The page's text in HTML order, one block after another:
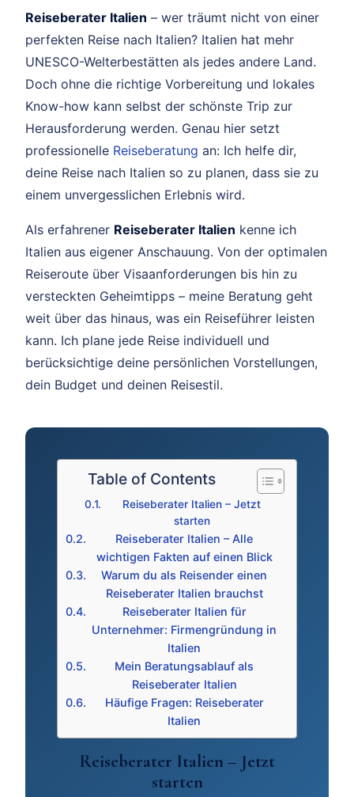
Reiseberater Italien – wer träumt nicht von einer
perfekten Reise nach Italien? Italien hat mehr
UNESCO-Welterbestätten als jedes andere Land.
Doch ohne die richtige Vorbereitung und lokales
Know-how kann selbst der schönste Trip zur
Herausforderung werden. Genau hier setzt
professionelle Reiseberatung an: Ich helfe dir,
deine Reise nach Italien so zu planen, dass sie zu
einem unvergesslichen Erlebnis wird.
Als erfahrener Reiseberater Italien kenne ich
Italien aus eigener Anschauung. Von der optimalen
Reiseroute über Visaanforderungen bis hin zu
versteckten Geheimtipps – meine Beratung geht
weit über das hinaus, was ein Reiseführer leisten
kann. Ich plane jede Reise individuell und
berücksichtige deine persönlichen Vorstellungen,
dein Budget und deinen Reisestil.
Table of Contents
Reiseberater Italien – Jetzt
starten
Reiseberater Italien – Alle
wichtigen Fakten auf einen Blick
Warum du als Reisender einen
Reiseberater Italien brauchst
Reiseberater Italien für
Unternehmer: Firmengründung in
Italien
Mein Beratungsablauf als
Reiseberater Italien
Häufige Fragen: Reiseberater
Italien
Reiseberater Italien – Jetzt
starten